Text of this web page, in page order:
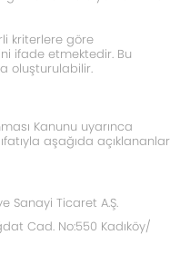
kriterlere göre
ifade etmektedir. Bu
oluşturulabilir.
Kanunu uyarınca
aşağıda açıklananlar
Sanayi Ticaret A.Ş.
No:550 Kadıköy/